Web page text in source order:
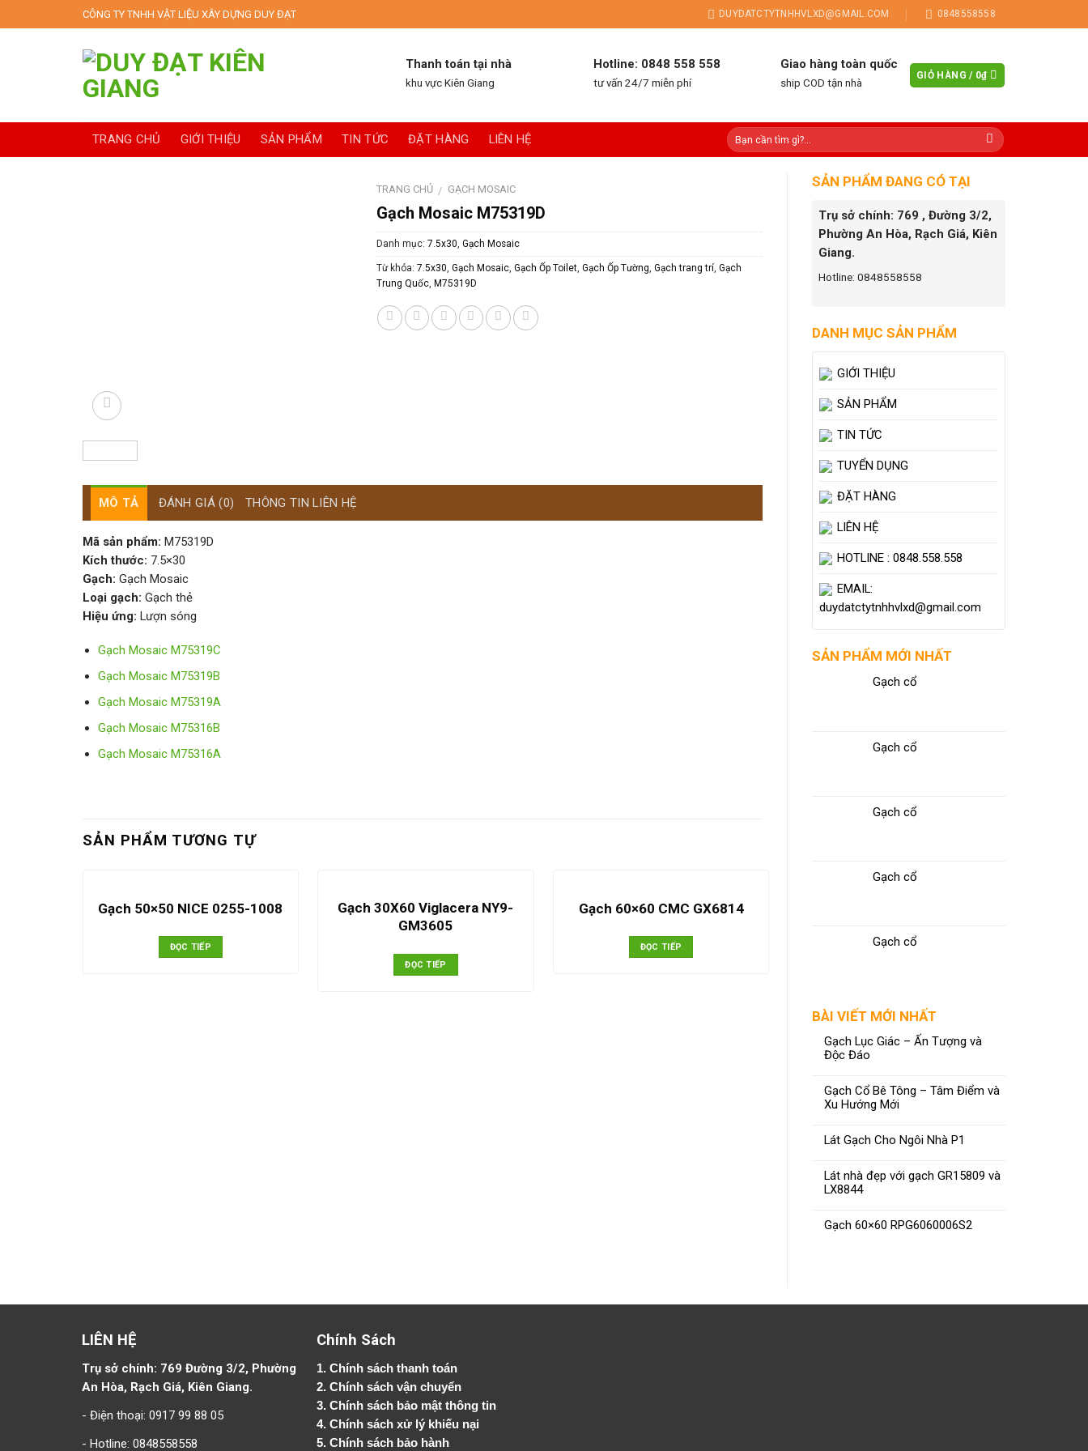
to
CÔNG TY TNHH VẬT LIỆU XÂY DỰNG DUY ĐẠT DUYDATCTYTNHHVLXD@GMAIL.COM 0848558558
Thanh toán tại nhà
khu vực Kiên Giang
Hotline: 0848 558 558
tư vấn 24/7 miễn phí
Giao hàng toàn quốc
ship COD tận nhà
GIỎ HÀNG / 0₫
TRANG CHỦ GIỚI THIỆU SẢN PHẨM TIN TỨC ĐẶT HÀNG LIÊN HỆ
TRANG CHỦ / GẠCH MOSAIC
Gạch Mosaic M75319D
Danh mục: 7.5x30, Gạch Mosaic
Từ khóa: 7.5x30, Gạch Mosaic, Gạch Ốp Toilet, Gạch Ốp Tường, Gạch trang trí, Gạch
Trung Quốc, M75319D
MÔ TẢ ĐÁNH GIÁ (0) THÔNG TIN LIÊN HỆ
Mã sản phẩm: M75319D
Kích thước: 7.5×30
Gạch: Gạch Mosaic
Loại gạch: Gạch thẻ
Hiệu ứng: Lượn sóng
Gạch Mosaic M75319C
Gạch Mosaic M75319B
Gạch Mosaic M75319A
Gạch Mosaic M75316B
Gạch Mosaic M75316A
SẢN PHẨM TƯƠNG TỰ
Gạch 50×50 NICE 0255-1008
ĐỌC TIẾP
Gạch 30X60 Viglacera NY9-
GM3605
ĐỌC TIẾP
Gạch 60×60 CMC GX6814
ĐỌC TIẾP
Gạch Ốp Tường 30×60 H36013
ĐỌC TIẾP
SẢN PHẨM ĐANG CÓ TẠI
Trụ sở chính: 769 , Đường 3/2,
Phường An Hòa, Rạch Giá, Kiên
Giang.
Hotline: 0848558558
DANH MỤC SẢN PHẨM
GIỚI THIỆU
SẢN PHẨM
TIN TỨC
TUYỂN DỤNG
ĐẶT HÀNG
LIÊN HỆ
HOTLINE : 0848.558.558
EMAIL:
duydatctytnhhvlxd@gmail.com
SẢN PHẨM MỚI NHẤT
Gạch cổ
Gạch cổ
Gạch cổ
Gạch cổ
Gạch cổ
BÀI VIẾT MỚI NHẤT
Gạch Lục Giác – Ấn Tượng và
Độc Đáo
Gạch Cổ Bê Tông – Tâm Điểm và
Xu Hướng Mới
Lát Gạch Cho Ngôi Nhà P1
Lát nhà đẹp với gạch GR15809 và
LX8844
Gạch 60×60 RPG6060006S2
LIÊN HỆ
Trụ sở chính: 769 Đường 3/2, Phường
An Hòa, Rạch Giá, Kiên Giang.
- Điện thoại: 0917 99 88 05
- Hotline: 0848558558
Chính Sách
1.Chính sách thanh toán
2.Chính sách vận chuyển
3. Chính sách bảo mật thông tin
4.Chính sách xử lý khiếu nại
5.Chính sách bảo hành